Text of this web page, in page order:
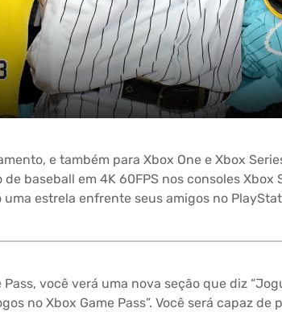
e também para Xbox One e Xbox
baseball em 4K 60FPS nos consoles Xbox
estrela enfrente seus amigos no
você verá uma nova seção que diz
no Xbox Game Pass”. Você será capaz de